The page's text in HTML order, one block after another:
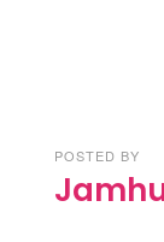
POSTED BY